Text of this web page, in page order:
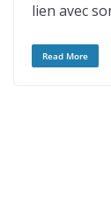
lien avec
Read More